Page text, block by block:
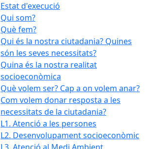
Estat d'execució
Qui som?
Què fem?
Qui és la nostra ciutadania? Quines
són les seves necessitats?
Quina és la nostra realitat
socioeconòmica
Què volem ser? Cap a on volem anar?
Com volem donar resposta a les
necessitats de la ciutadania?
L1. Atenció a les persones
L2. Desenvolupament socioeconòmic